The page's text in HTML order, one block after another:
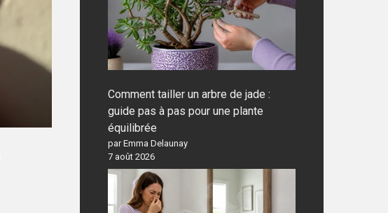
Comment tailler un arbre de jade :
guide pas à pas pour une plante
équilibrée
par Emma Delaunay
7 août 2026